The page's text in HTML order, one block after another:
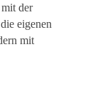
der
eigenen
mit